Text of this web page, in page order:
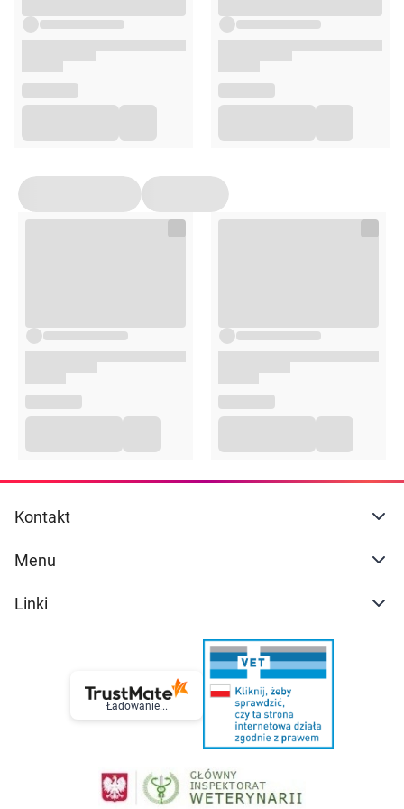
działanie osteoklastów, wspierając zdrowie kości i
tkanek przy implantach.
Sposób użycia
Nanieś piankę bezpośrednio do jamy ustnej lub na
Delikatnie rozprowadź w jamie ustnej i wypluj po
Można stosować
w ciągu dnia między
szczotkowaniem zębów
, aby odświeżyć jamę ustną i
oczyścić trudno dostępne miejsca.
Kontakt
Menu
Linki
Ładowanie...